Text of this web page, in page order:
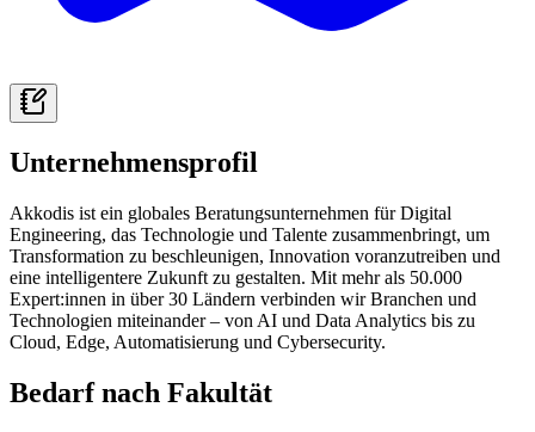
Unternehmensprofil
Akkodis ist ein globales Beratungsunternehmen für Digital
Engineering, das Technologie und Talente zusammenbringt, um
Transformation zu beschleunigen, Innovation voranzutreiben und
eine intelligentere Zukunft zu gestalten. Mit mehr als 50.000
Expert:innen in über 30 Ländern verbinden wir Branchen und
Technologien miteinander – von AI und Data Analytics bis zu
Cloud, Edge, Automatisierung und Cybersecurity.
Bedarf nach Fakultät